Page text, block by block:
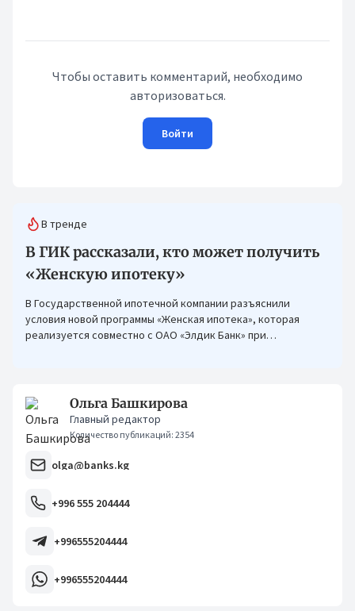
Чтобы оставить комментарий, необходимо
авторизоваться.
Войти
В тренде
В ГИК рассказали, кто может получить
«Женскую ипотеку»
В Государственной ипотечной компании разъяснили
условия новой программы «Женская ипотека», которая
реализуется совместно с ОАО «Элдик Банк» при
Ольга Башкирова
Главный редактор
Количество публикаций: 2354
olga@banks.kg
+996 555 204444
+996555204444
+996555204444